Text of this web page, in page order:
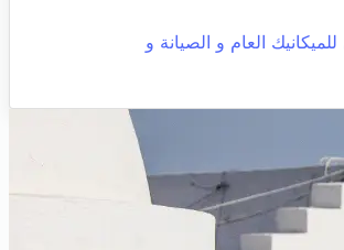
العام و الصيانة و